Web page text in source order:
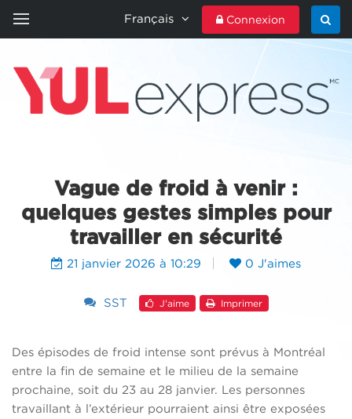
YULEXPRESS
Français Connexion
Vague de froid à venir :
quelques gestes simples pour
travailler en sécurité
21 janvier 2026 à 10:29 0 J'aimes
SST J'aime Imprimer
Des épisodes de froid intense sont prévus à Montréal
entre la fin de semaine et le milieu de la semaine
prochaine, soit du 23 au 28 janvier. Les personnes
travaillant à l’extérieur pourraient ainsi être exposées